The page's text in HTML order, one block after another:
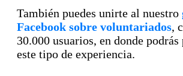
También puedes unirte al nuestro
Facebook sobre voluntariados,
30.000 usuarios, en donde
este tipo de experiencia.